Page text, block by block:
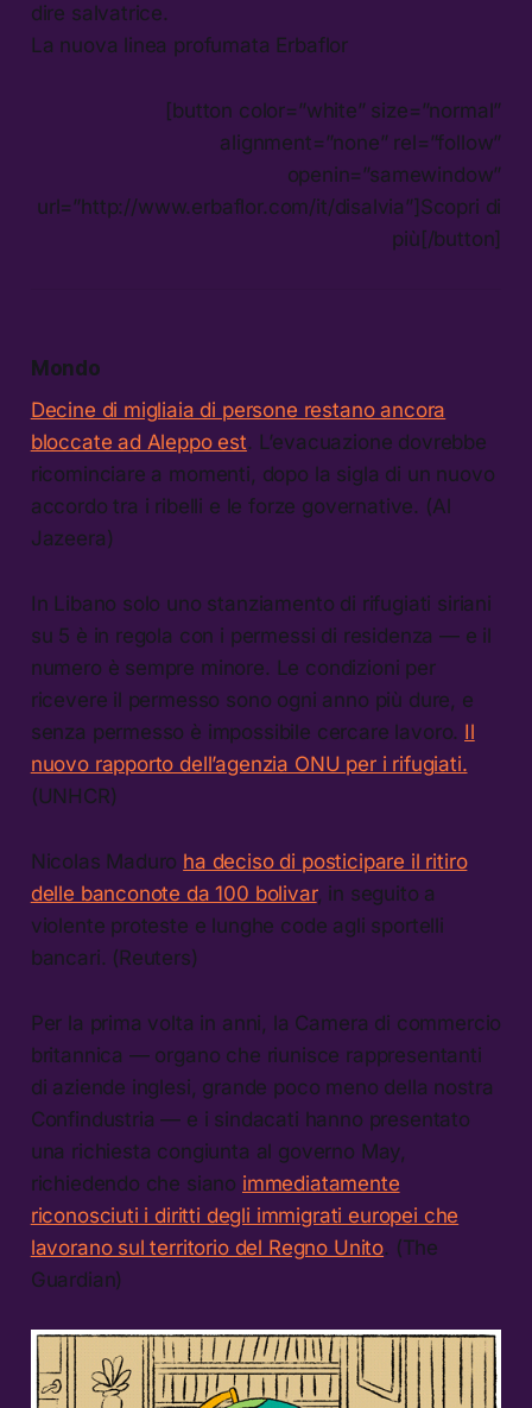
dire salvatrice.
La nuova linea profumata Erbaflor
[button color=”white” size=”normal”
alignment=”none” rel=”follow”
openin=”samewindow”
url=”http://www.erbaflor.com/it/disalvia”]Scopri di
più[/button]
Mondo
Decine di migliaia di persone restano ancora
bloccate ad Aleppo est. L’evacuazione dovrebbe
ricominciare a momenti, dopo la sigla di un nuovo
accordo tra i ribelli e le forze governative. (Al
Jazeera)
In Libano solo uno stanziamento di rifugiati siriani
su 5 è in regola con i permessi di residenza — e il
numero è sempre minore. Le condizioni per
ricevere il permesso sono ogni anno più dure, e
senza permesso è impossibile cercare lavoro. Il
nuovo rapporto dell’agenzia ONU per i rifugiati.
(UNHCR)
Nicolas Maduro ha deciso di posticipare il ritiro
delle banconote da 100 bolivar, in seguito a
violente proteste e lunghe code agli sportelli
bancari. (Reuters)
Per la prima volta in anni, la Camera di commercio
britannica — organo che riunisce rappresentanti
di aziende inglesi, grande poco meno della nostra
Confindustria — e i sindacati hanno presentato
una richiesta congiunta al governo May,
richiedendo che siano immediatamente
riconosciuti i diritti degli immigrati europei che
lavorano sul territorio del Regno Unito. (The
Guardian)